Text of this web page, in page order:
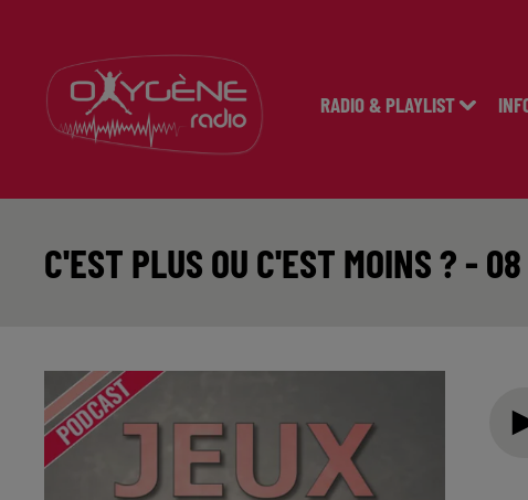
RADIO & PLAYLIST
C'EST PLUS OU C'EST MOINS ? -